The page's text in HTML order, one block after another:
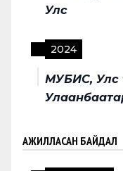
Улс
2024
МУБИС, Улс
АЖИЛЛАСАН БАЙДАЛ